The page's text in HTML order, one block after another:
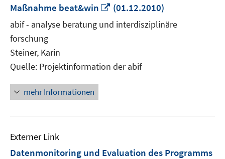
Maßnahme beat&win
In
neuem
Fenster
(01.12.2010)
abif - analyse beratung und interdisziplinäre
forschung
Steiner, Karin
Quelle: Projektinformation der abif
mehr Informationen
Externer Link
Datenmonitoring und Evaluation des Programms